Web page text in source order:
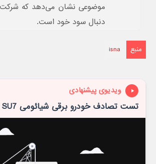
موضوعی نشان می‌دهد که شرکت
دنبال سود خود است.
منبع isna
ویدیوی پیشنهادی
تست تصادف خودرو برقی شیائومی SU7